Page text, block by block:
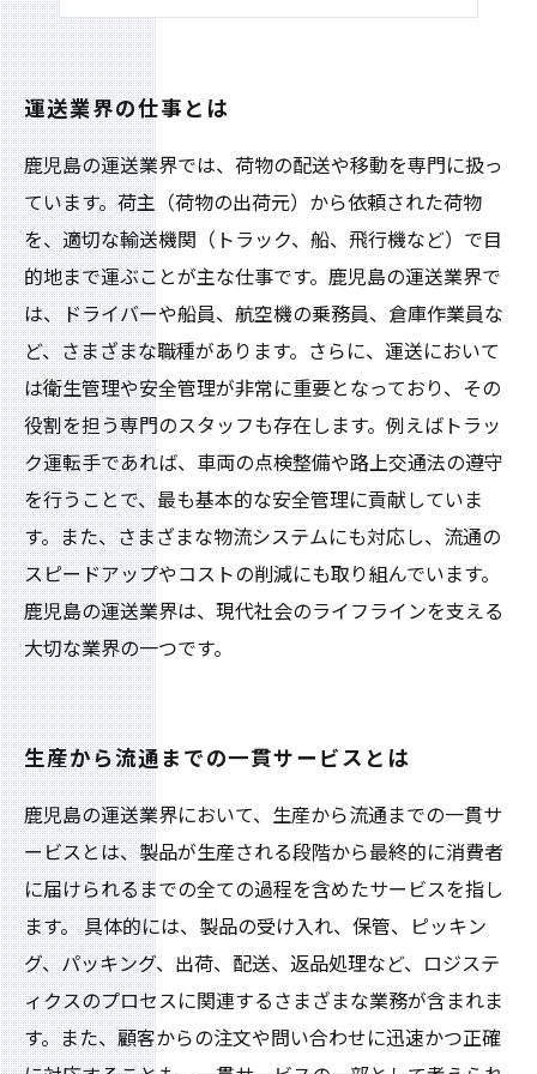
運送業界の将来性と発展について
運送業界の仕事とは
鹿児島の運送業界では、荷物の配送や移動を専門に扱っ
ています。荷主（荷物の出荷元）から依頼された荷物
を、適切な輸送機関（トラック、船、飛行機など）で目
的地まで運ぶことが主な仕事です。鹿児島の運送業界で
は、ドライバーや船員、航空機の乗務員、倉庫作業員な
ど、さまざまな職種があります。さらに、運送において
は衛生管理や安全管理が非常に重要となっており、その
役割を担う専門のスタッフも存在します。例えばトラッ
ク運転手であれば、車両の点検整備や路上交通法の遵守
を行うことで、最も基本的な安全管理に貢献していま
す。また、さまざまな物流システムにも対応し、流通の
スピードアップやコストの削減にも取り組んでいます。
鹿児島の運送業界は、現代社会のライフラインを支える
大切な業界の一つです。
生産から流通までの一貫サービスとは
鹿児島の運送業界において、生産から流通までの一貫サ
ービスとは、製品が生産される段階から最終的に消費者
に届けられるまでの全ての過程を含めたサービスを指し
ます。 具体的には、製品の受け入れ、保管、ピッキン
グ、パッキング、出荷、配送、返品処理など、ロジステ
ィクスのプロセスに関連するさまざまな業務が含まれま
す。また、顧客からの注文や問い合わせに迅速かつ正確